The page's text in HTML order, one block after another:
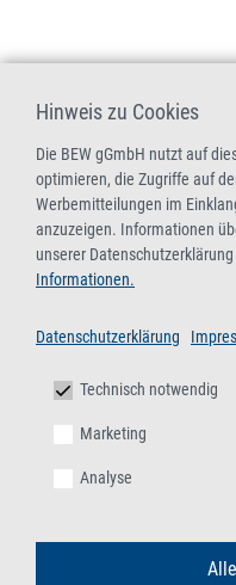
Hinweis zu Cookies
Die BEW gGmbH nutzt auf
optimieren, die Zugriffe auf
Werbemitteilungen im
anzuzeigen. Informationen
unserer
Informationen.
Datenschutzerklärung
Technisch notwendig
Marketing
Analyse